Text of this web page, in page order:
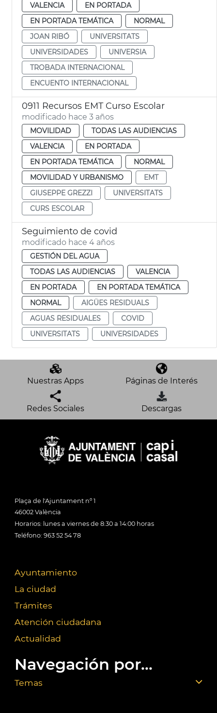
VALENCIA
EN PORTADA
EN PORTADA TEMÁTICA
NORMAL
JOAN RIBÓ
UNIVERSITATS
UNIVERSIDADES
UNIVERSIA
TROBADA INTERNACIONAL
ENCUENTO INTERNACIONAL
0911 Recursos EMT Curso Escolar
modificado hace 3 años
MOVILIDAD
TODAS LAS AUDIENCIAS
VALENCIA
EN PORTADA
EN PORTADA TEMÁTICA
NORMAL
MOVILIDAD Y URBANISMO
EMT
GIUSEPPE GREZZI
UNIVERSITATS
CURS ESCOLAR
Seguimiento de covid
modificado hace 4 años
GESTIÓN DEL AGUA
TODAS LAS AUDIENCIAS
VALENCIA
EN PORTADA
EN PORTADA TEMÁTICA
NORMAL
AIGÜES RESIDUALS
AGUAS RESIDUALES
COVID
UNIVERSITATS
UNIVERSIDADES
Nuestras Apps Páginas de Interés
Redes Sociales Descargas
Plaça de l'Ajuntament nº 1
46002 València
Horarios: lunes a viernes de 8:30 a 14:00 horas
Teléfono: 963 52 54 78
Ayuntamiento
La ciudad
Trámites
Atención ciudadana
Actualidad
Navegación por...
Temas